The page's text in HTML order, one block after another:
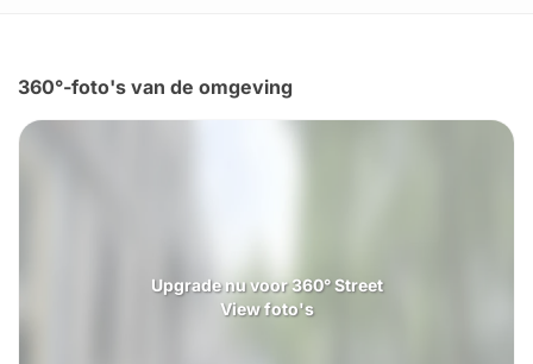
360°-foto's van de omgeving
Upgrade nu voor 360° Street
View foto's